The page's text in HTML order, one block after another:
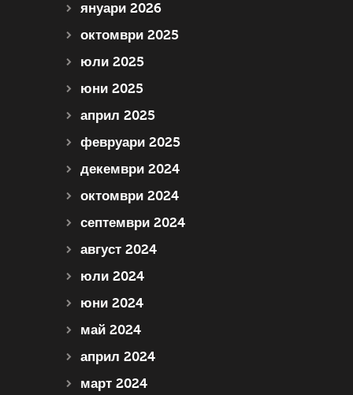
януари 2026
октомври 2025
юли 2025
юни 2025
април 2025
февруари 2025
декември 2024
октомври 2024
септември 2024
август 2024
юли 2024
юни 2024
май 2024
април 2024
март 2024